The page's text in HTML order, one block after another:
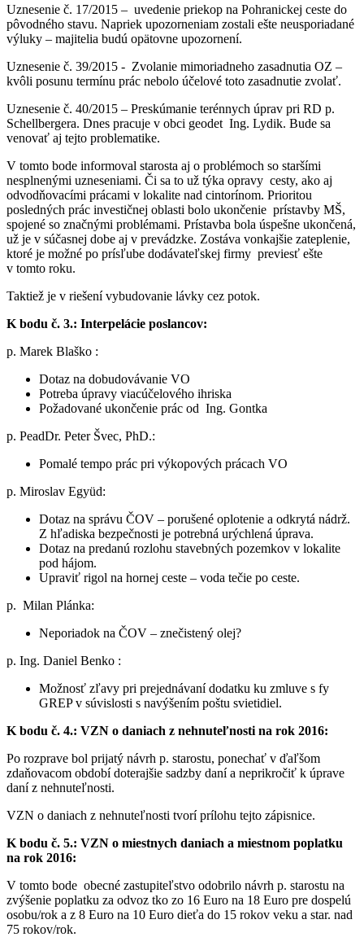
Uznesenie č. 17/2015 – uvedenie priekop na Pohranickej ceste do
pôvodného stavu. Napriek upozorneniam zostali ešte neusporiadané
výluky – majitelia budú opätovne upozornení.
Uznesenie č. 39/2015 - Zvolanie mimoriadneho zasadnutia OZ –
kvôli posunu termínu prác nebolo účelové toto zasadnutie zvolať.
Uznesenie č. 40/2015 – Preskúmanie terénnych úprav pri RD p.
Schellbergera. Dnes pracuje v obci geodet Ing. Lydik. Bude sa
venovať aj tejto problematike.
V tomto bode informoval starosta aj o problémoch so staršími
nesplnenými uzneseniami. Či sa to už týka opravy cesty, ako aj
odvodňovacími prácami v lokalite nad cintorínom. Prioritou
posledných prác investičnej oblasti bolo ukončenie prístavby MŠ,
spojené so značnými problémami. Prístavba bola úspešne ukončená,
už je v súčasnej dobe aj v prevádzke. Zostáva vonkajšie zateplenie,
ktoré je možné po prísľube dodávateľskej firmy previesť ešte
v tomto roku.
Taktiež je v riešení vybudovanie lávky cez potok.
K bodu č. 3.: Interpelácie poslancov:
p. Marek Blaško :
Dotaz na dobudovávanie VO
Potreba úpravy viacúčelového ihriska
Požadované ukončenie prác od Ing. Gontka
p. PeadDr. Peter Švec, PhD.:
Pomalé tempo prác pri výkopových prácach VO
p. Miroslav Együd:
Dotaz na správu ČOV – porušené oplotenie a odkrytá nádrž.
Z hľadiska bezpečnosti je potrebná urýchlená úprava.
Dotaz na predanú rozlohu stavebných pozemkov v lokalite
pod hájom.
Upraviť rigol na hornej ceste – voda tečie po ceste.
p. Milan Plánka:
Neporiadok na ČOV – znečistený olej?
p. Ing. Daniel Benko :
Možnosť zľavy pri prejednávaní dodatku ku zmluve s fy
GREP v súvislosti s navýšením poštu svietidiel.
K bodu č. 4.: VZN o daniach z nehnuteľnosti na rok 2016:
Po rozprave bol prijatý návrh p. starostu, ponechať v ďaľšom
zdaňovacom období doterajšie sadzby daní a neprikročiť k úprave
daní z nehnuteľnosti.
VZN o daniach z nehnuteľnosti tvorí prílohu tejto zápisnice.
K bodu č. 5.: VZN o miestnych daniach a miestnom poplatku
na rok 2016:
V tomto bode obecné zastupiteľstvo odobrilo návrh p. starostu na
zvýšenie poplatku za odvoz tko zo 16 Euro na 18 Euro pre dospelú
osobu/rok a z 8 Euro na 10 Euro dieťa do 15 rokov veku a star. nad
75 rokov/rok.